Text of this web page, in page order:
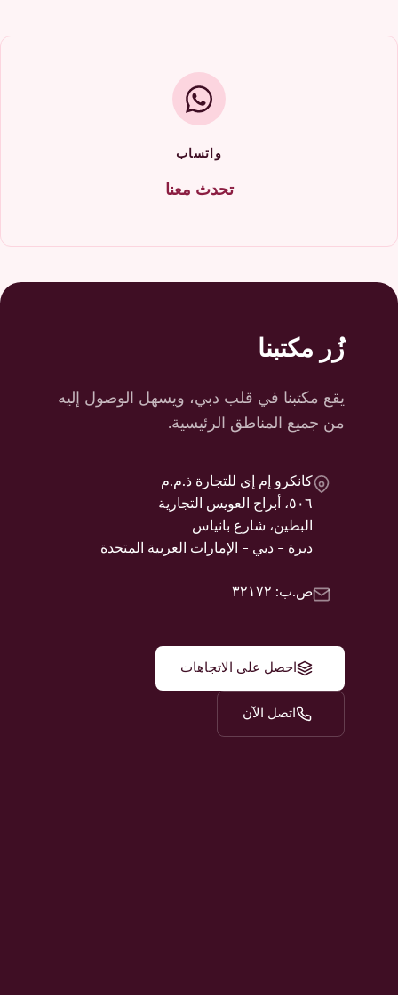
واتساب
تحدث معنا
زُر مكتبنا
يقع مكتبنا في قلب دبي، ويسهل الوصول إليه
من جميع المناطق الرئيسية.
كانكرو إم إي للتجارة ذ.م.م
٥٠٦، أبراج العويس التجارية
البطين، شارع بانياس
ديرة - دبي - الإمارات العربية المتحدة
ص.ب: ٣٢١٧٢
احصل على الاتجاهات
اتصل الآن